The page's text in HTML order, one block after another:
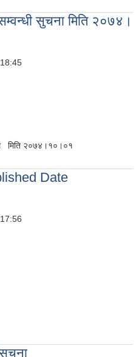
सुचना मिति २०७४।
मिति २०७४।१०।०१
Date